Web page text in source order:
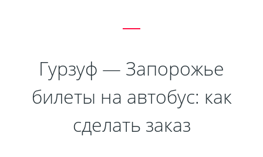
Гурзуф — Запорожье
билеты на автобус: как
сделать заказ